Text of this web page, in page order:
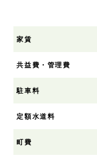
家賃
共益費・管理費
駐車料
定額水道料
町費